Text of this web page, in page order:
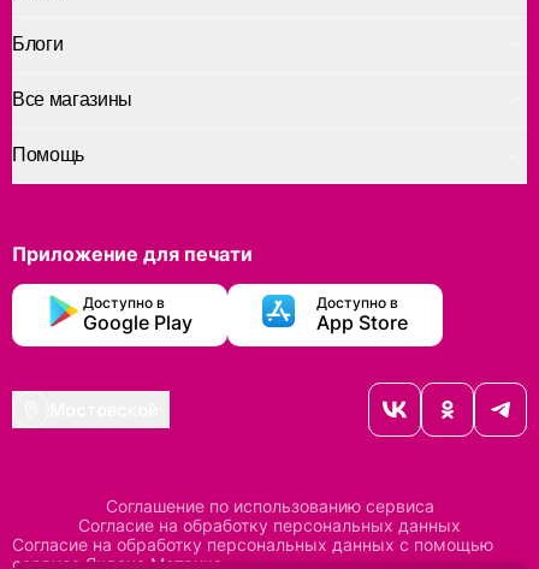
Помощь
Блоги
Все магазины
Приложение для печати
Доступно в
Google Play
Доступно в
App Store
Соглашение по использованию сервиса
Согласие на обработку персональных данных
Согласие на обработку персональных данных с помощью
сервиса Яндекс Метрика